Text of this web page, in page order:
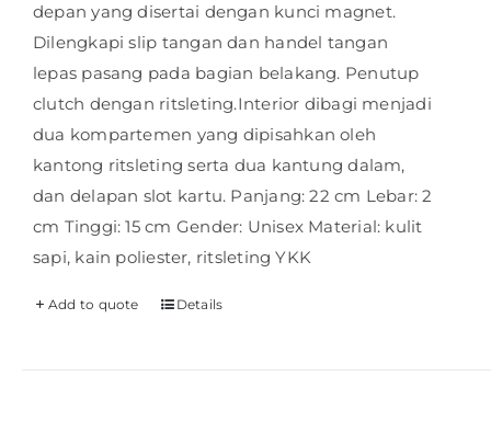
depan yang disertai dengan kunci magnet.
Dilengkapi slip tangan dan handel tangan
lepas pasang pada bagian belakang. Penutup
clutch dengan ritsleting.Interior dibagi menjadi
dua kompartemen yang dipisahkan oleh
kantong ritsleting serta dua kantung dalam,
dan delapan slot kartu. Panjang: 22 cm Lebar: 2
cm Tinggi: 15 cm Gender: Unisex Material: kulit
sapi, kain poliester, ritsleting YKK
Add to quote Details